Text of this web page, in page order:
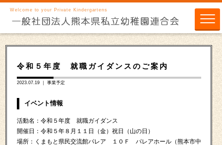
Welcome to your Private Kindergartens
令和５年度 就職ガイダンスのご案内
2023.07.19 ｜ 事業予定
イベント情報
活動名：令和５年度 就職ガイダンス
開催日：令和５年８月１１日（金）祝日（山の日）
場所：くまもと県民交流館パレア １０Ｆ パレアホール（熊本市中